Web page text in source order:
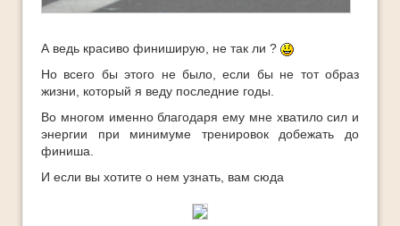
А ведь красиво финиширую, не так ли ?
Но всего бы этого не было, если бы не тот образ
жизни, который я веду последние годы.
Во многом именно благодаря ему мне хватило сил и
энергии при минимуме тренировок добежать до
финиша.
И если вы хотите о нем узнать, вам сюда